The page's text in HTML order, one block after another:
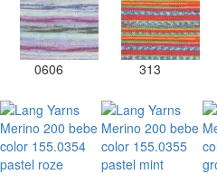
0606 313